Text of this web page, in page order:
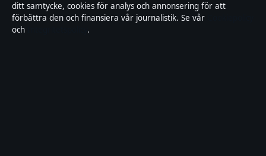
Landsortstidningen
Film, tv och nöjesnyheter med småstadsperspektiv — från premiärer
ditt samtycke, cookies för analys och annonsering för att
förbättra den och finansiera vår journalistik. Se vår
och
.